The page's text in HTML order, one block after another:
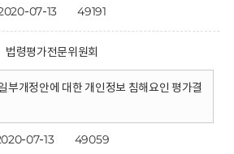
07-13 49191
법령평가전문위원회
부개정안에 대한 개인정보 침해요인 평가결
07-13 49059